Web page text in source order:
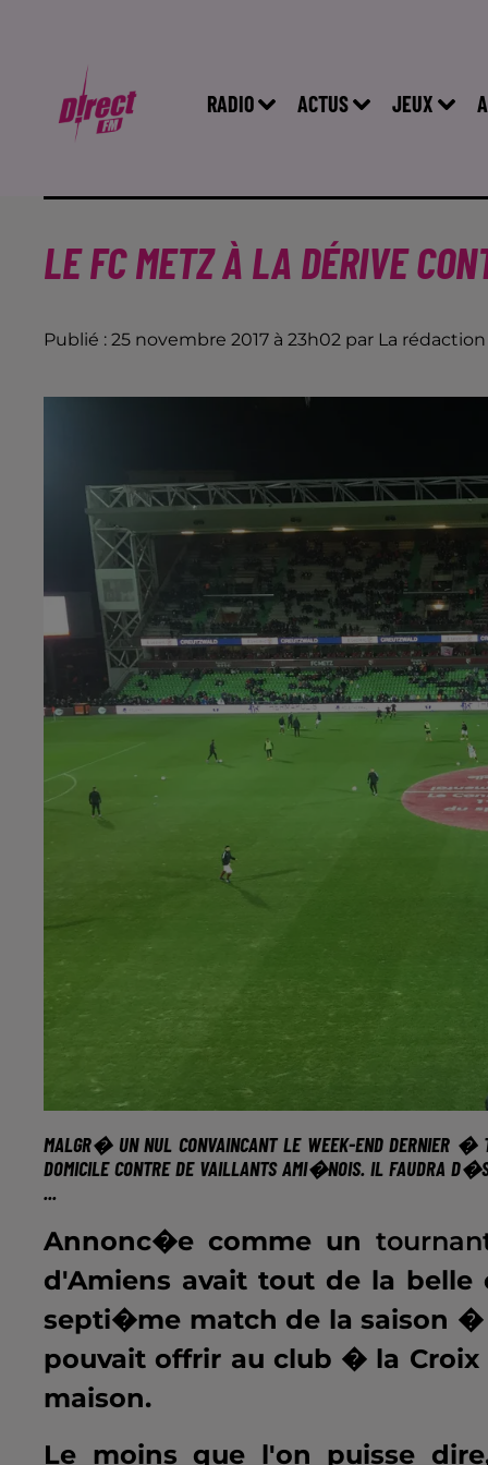
RADIO ACTUS JEUX
LE FC METZ À LA DÉRIVE
Publié : 25 novembre 2017 à 23h02 par La rédaction
MALGR� UN NUL CONVAINCANT LE WEEK-END DERNIER �
DOMICILECONTRE DE VAILLANTS AMI�NOIS. IL FAUDRA
...
Annonc�e comme un
d'Amiens avait tout de la
septi�me match de la saison �
pouvait offrir au club � la
maison.
Le moins que l'on puisse